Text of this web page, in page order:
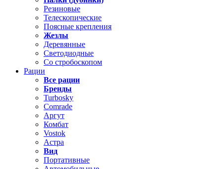
Резиновые
Телескопические
Поясные крепления
Жезлы
Деревянные
Светодиодные
Со стробоскопом
Рации
Все рации
Бренды
Turbosky
Comrade
Аргут
Комбат
Vostok
Астра
Вид
Портативные